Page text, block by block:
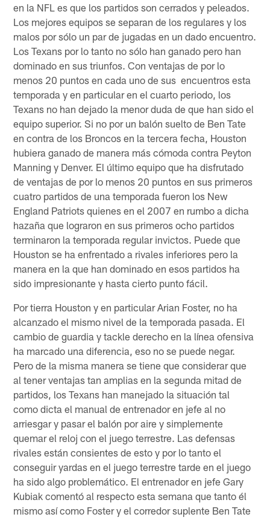
en la NFL es que los partidos son cerrados y peleados.
Los mejores equipos se separan de los regulares y los
malos por sólo un par de jugadas en un dado encuentro.
Los Texans por lo tanto no sólo han ganado pero han
dominado en sus triunfos. Con ventajas de por lo
menos 20 puntos en cada uno de sus encuentros esta
temporada y en particular en el cuarto periodo, los
Texans no han dejado la menor duda de que han sido el
equipo superior. Si no por un balón suelto de Ben Tate
en contra de los Broncos en la tercera fecha, Houston
hubiera ganado de manera más cómoda contra Peyton
Manning y Denver. El último equipo que ha disfrutado
de ventajas de por lo menos 20 puntos en sus primeros
cuatro partidos de una temporada fueron los New
England Patriots quienes en el 2007 en rumbo a dicha
hazaña que lograron en sus primeros ocho partidos
terminaron la temporada regular invictos. Puede que
Houston se ha enfrentado a rivales inferiores pero la
manera en la que han dominado en esos partidos ha
sido impresionante y hasta cierto punto fácil.
Por tierra Houston y en particular Arian Foster, no ha
alcanzado el mismo nivel de la temporada pasada. El
cambio de guardia y tackle derecho en la línea ofensiva
ha marcado una diferencia, eso no se puede negar.
Pero de la misma manera se tiene que considerar que
al tener ventajas tan amplias en la segunda mitad de
partidos, los Texans han manejado la situación tal
como dicta el manual de entrenador en jefe al no
arriesgar y pasar el balón por aire y simplemente
quemar el reloj con el juego terrestre. Las defensas
rivales están consientes de esto y por lo tanto el
conseguir yardas en el juego terrestre tarde en el juego
ha sido algo problemático. El entrenador en jefe Gary
Kubiak comentó al respecto esta semana que tanto él
mismo así como Foster y el corredor suplente Ben Tate